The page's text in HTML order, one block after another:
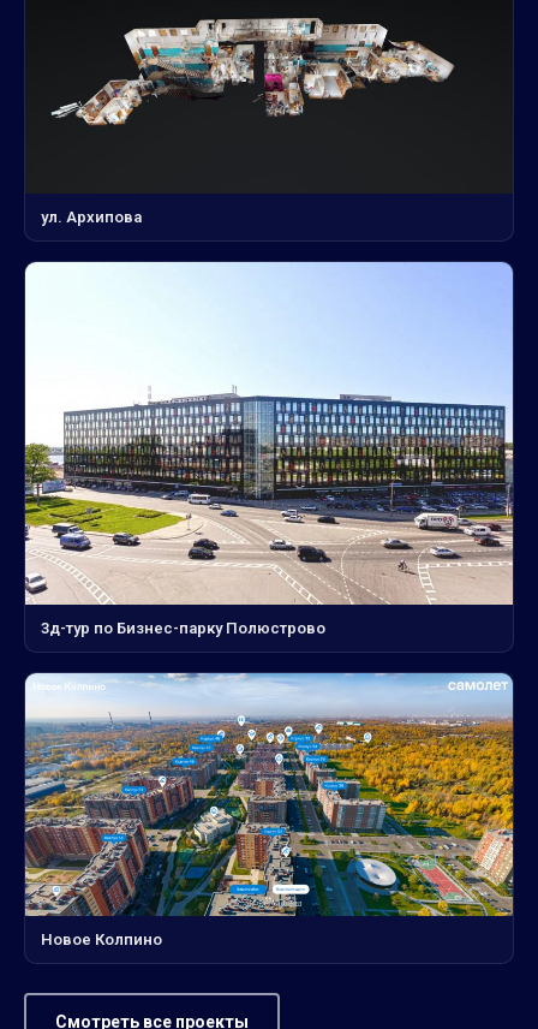
ул. Архипова
3д-тур по Бизнес-парку Полюстрово
Новое Колпино
Смотреть все проекты